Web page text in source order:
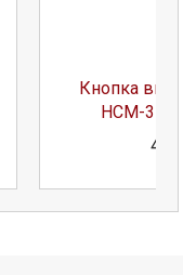
Кнопка
HCM-350